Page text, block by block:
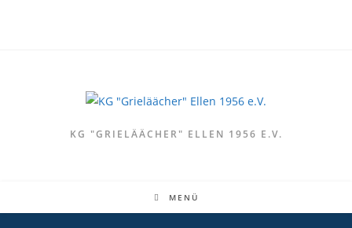
KG "GRIELÄÄCHER" ELLEN 1956 E.V.
MENÜ